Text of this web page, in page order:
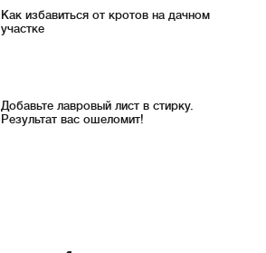
Как избавиться от кротов на дачном
участке
Добавьте лавровый лист в стирку.
Результат вас ошеломит!